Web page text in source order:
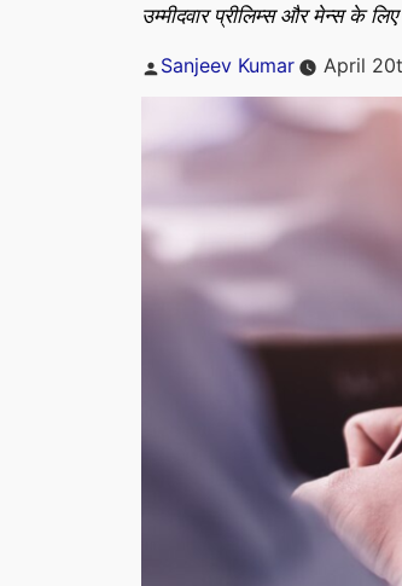
उम्मीदवार प्रीलिम्स और मेन्स के
Posted
Sanjeev Kumar April